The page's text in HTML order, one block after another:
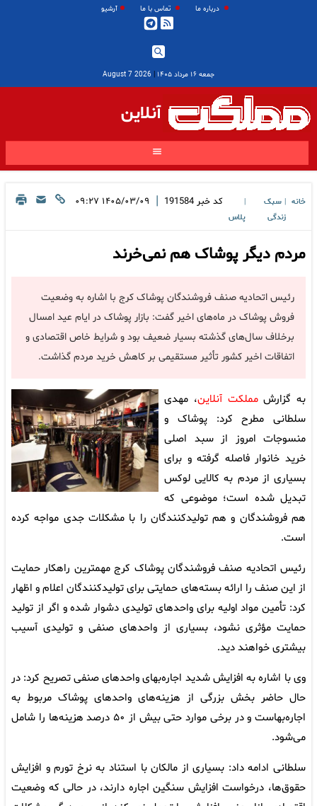
درباره ما تماس با ما آرشیو
جمعه ۱۶ مرداد ۱۴۰۵ |
2026 August 7
آنلاین
خانه
سبک
زندگی
پلاس
کد خبر 191584
| ۱۴۰۵/۰۳/۰۹ ۰۹:۲۷
مردم دیگر پوشاک هم نمی‌خرند
رئیس اتحادیه صنف فروشندگان پوشاک کرج با اشاره به وضعیت
فروش پوشاک در ماه‌های اخیر گفت: بازار پوشاک در ایام عید امسال
برخلاف سال‌های گذشته بسیار ضعیف بود و شرایط خاص اقتصادی و
اتفاقات اخیر کشور تأثیر مستقیمی بر کاهش خرید مردم گذاشت.
به گزارشمملکت آنلاین، مهدی
سلطانی مطرح کرد: پوشاک و
منسوجات امروز از سبد اصلی
خرید خانوار فاصله گرفته و برای
بسیاری از مردم به کالایی لوکس
تبدیل شده است؛ موضوعی که
هم فروشندگان و هم تولیدکنندگان را با مشکلات جدی مواجه کرده
است.
رئیس اتحادیه صنف فروشندگان پوشاک کرج مهمترین راهکار حمایت
از این صنف را ارائه بسته‌های حمایتی برای تولیدکنندگان اعلام و اظهار
کرد: تأمین مواد اولیه برای واحدهای تولیدی دشوار شده و اگر از تولید
حمایت مؤثری نشود، بسیاری از واحدهای صنفی و تولیدی آسیب
بیشتری خواهند دید.
وی با اشاره به افزایش شدید اجاره‌بهای واحدهای صنفی تصریح کرد: در
حال حاضر بخش بزرگی از هزینه‌های واحدهای پوشاک مربوط به
اجاره‌بهاست و در برخی موارد حتی بیش از ۵۰ درصد هزینه‌ها را شامل
می‌شود.
سلطانی ادامه داد: بسیاری از مالکان با استناد به نرخ تورم و افزایش
حقوق‌ها، درخواست افزایش سنگین اجاره دارند، در حالی که وضعیت